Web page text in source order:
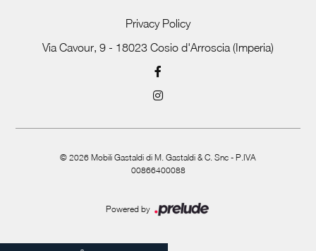
Privacy Policy
Via Cavour, 9 - 18023 Cosio d'Arroscia (Imperia)
© 2026 Mobili Gastaldi di M. Gastaldi & C. Snc - P.IVA
00866400088
Powered by